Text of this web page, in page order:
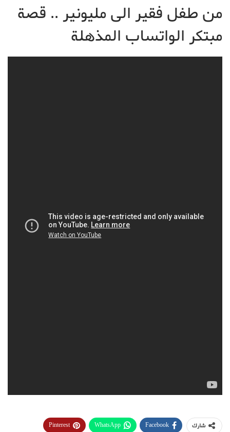
من طفل فقير الى مليونير .. قصة
مبتكر الواتساب المذهلة
شارك Facebook
WhatsApp
Pinterest